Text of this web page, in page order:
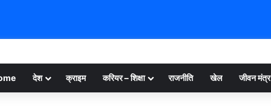
देश क्राइम करियर – शिक्षा राजनीति खेल जीवन मंत्र